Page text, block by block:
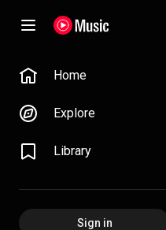
Home
Explore
Library
Sign in